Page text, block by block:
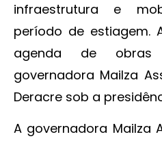
infraestrutura e
período de estiagem.
agenda de obras
governadora Mailza
Deracre sob a
A governadora Mailza